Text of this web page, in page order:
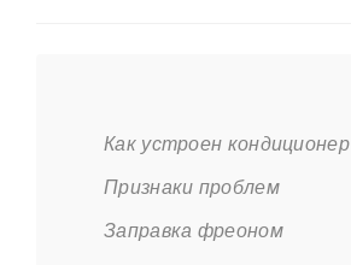
Как устроен кондиционер
Признаки проблем
Заправка фреоном